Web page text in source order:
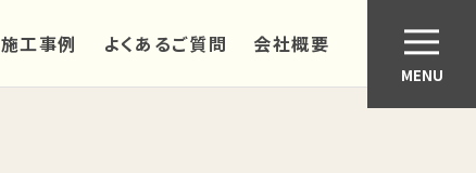
施工事例 よくあるご質問 会社概要
MENU